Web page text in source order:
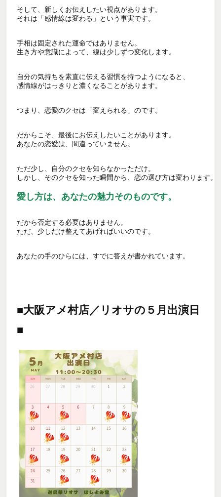
そして、新しくお伝えしたい視点があります。
それは「感情線は変わる」という事実です。
手相は固定された運命ではありません。
生き方や意識によって、線は少しずつ変化します。
自分の気持ちを素直に伝える習慣を持つようになると、
感情線がはっきりと濃くなることがあります。
つまり、恋愛のクセは「変えられる」のです。
だからこそ、最後にお伝えしたいことがあります。
あなたの恋愛は、間違っていません。
ただ少し、自分のクセを知らなかっただけ。
しかし、そのクセを知った瞬間から、恋の選び方は変わります。
愛し方は、あなたの魅力そのものです。
だから否定する必要はありません。
ただ、少しだけ整えてあげればいいのです。
あなたの手のひらには、すでに答えが書かれています。
■大阪アメ村店／リオサの５月出演日
■